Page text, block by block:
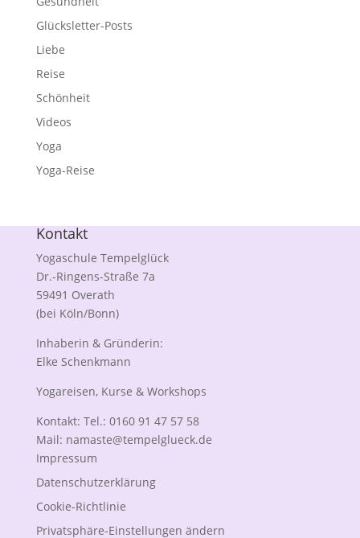
Glücksletter-Posts
Liebe
Reise
Schönheit
Videos
Yoga
Yoga-Reise
Kontakt
Yogaschule Tempelglück
Dr.-Ringens-Straße 7a
59491 Overath
(bei Köln/Bonn)
Inhaberin & Gründerin:
Elke Schenkmann
Yogareisen, Kurse & Workshops
Kontakt: Tel.: 0160 91 47 57 58
Mail: namaste@tempelglueck.de
Impressum
Datenschutzerklärung
Cookie-Richtlinie
Privatsphäre-Einstellungen ändern